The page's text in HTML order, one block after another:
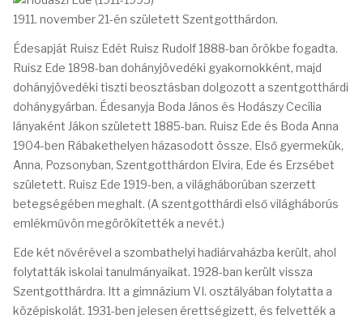
1911. november 21-én született Szentgotthárdon.
Édesapját Ruisz Edét Ruisz Rudolf 1888-ban örökbe fogadta.
Ruisz Ede 1898-ban dohányjövedéki gyakornokként, majd
dohányjövedéki tiszti beosztásban dolgozott a szentgotthárdi
dohánygyárban. Édesanyja Boda János és Hodászy Cecília
lányaként Jákon született 1885-ban. Ruisz Ede és Boda Anna
1904-ben Rábakethelyen házasodott össze. Első gyermekük,
Anna, Pozsonyban, Szentgotthárdon Elvira, Ede és Erzsébet
született. Ruisz Ede 1919-ben, a világháborúban szerzett
betegségében meghalt. (A szentgotthárdi első világháborús
emlékművön megörökítették a nevét.)
Ede két nővérével a szombathelyi hadiárvaházba került, ahol
folytatták iskolai tanulmányaikat. 1928-ban került vissza
Szentgotthárdra. Itt a gimnázium VI. osztályában folytatta a
középiskolát. 1931-ben jelesen érettségizett, és felvették a